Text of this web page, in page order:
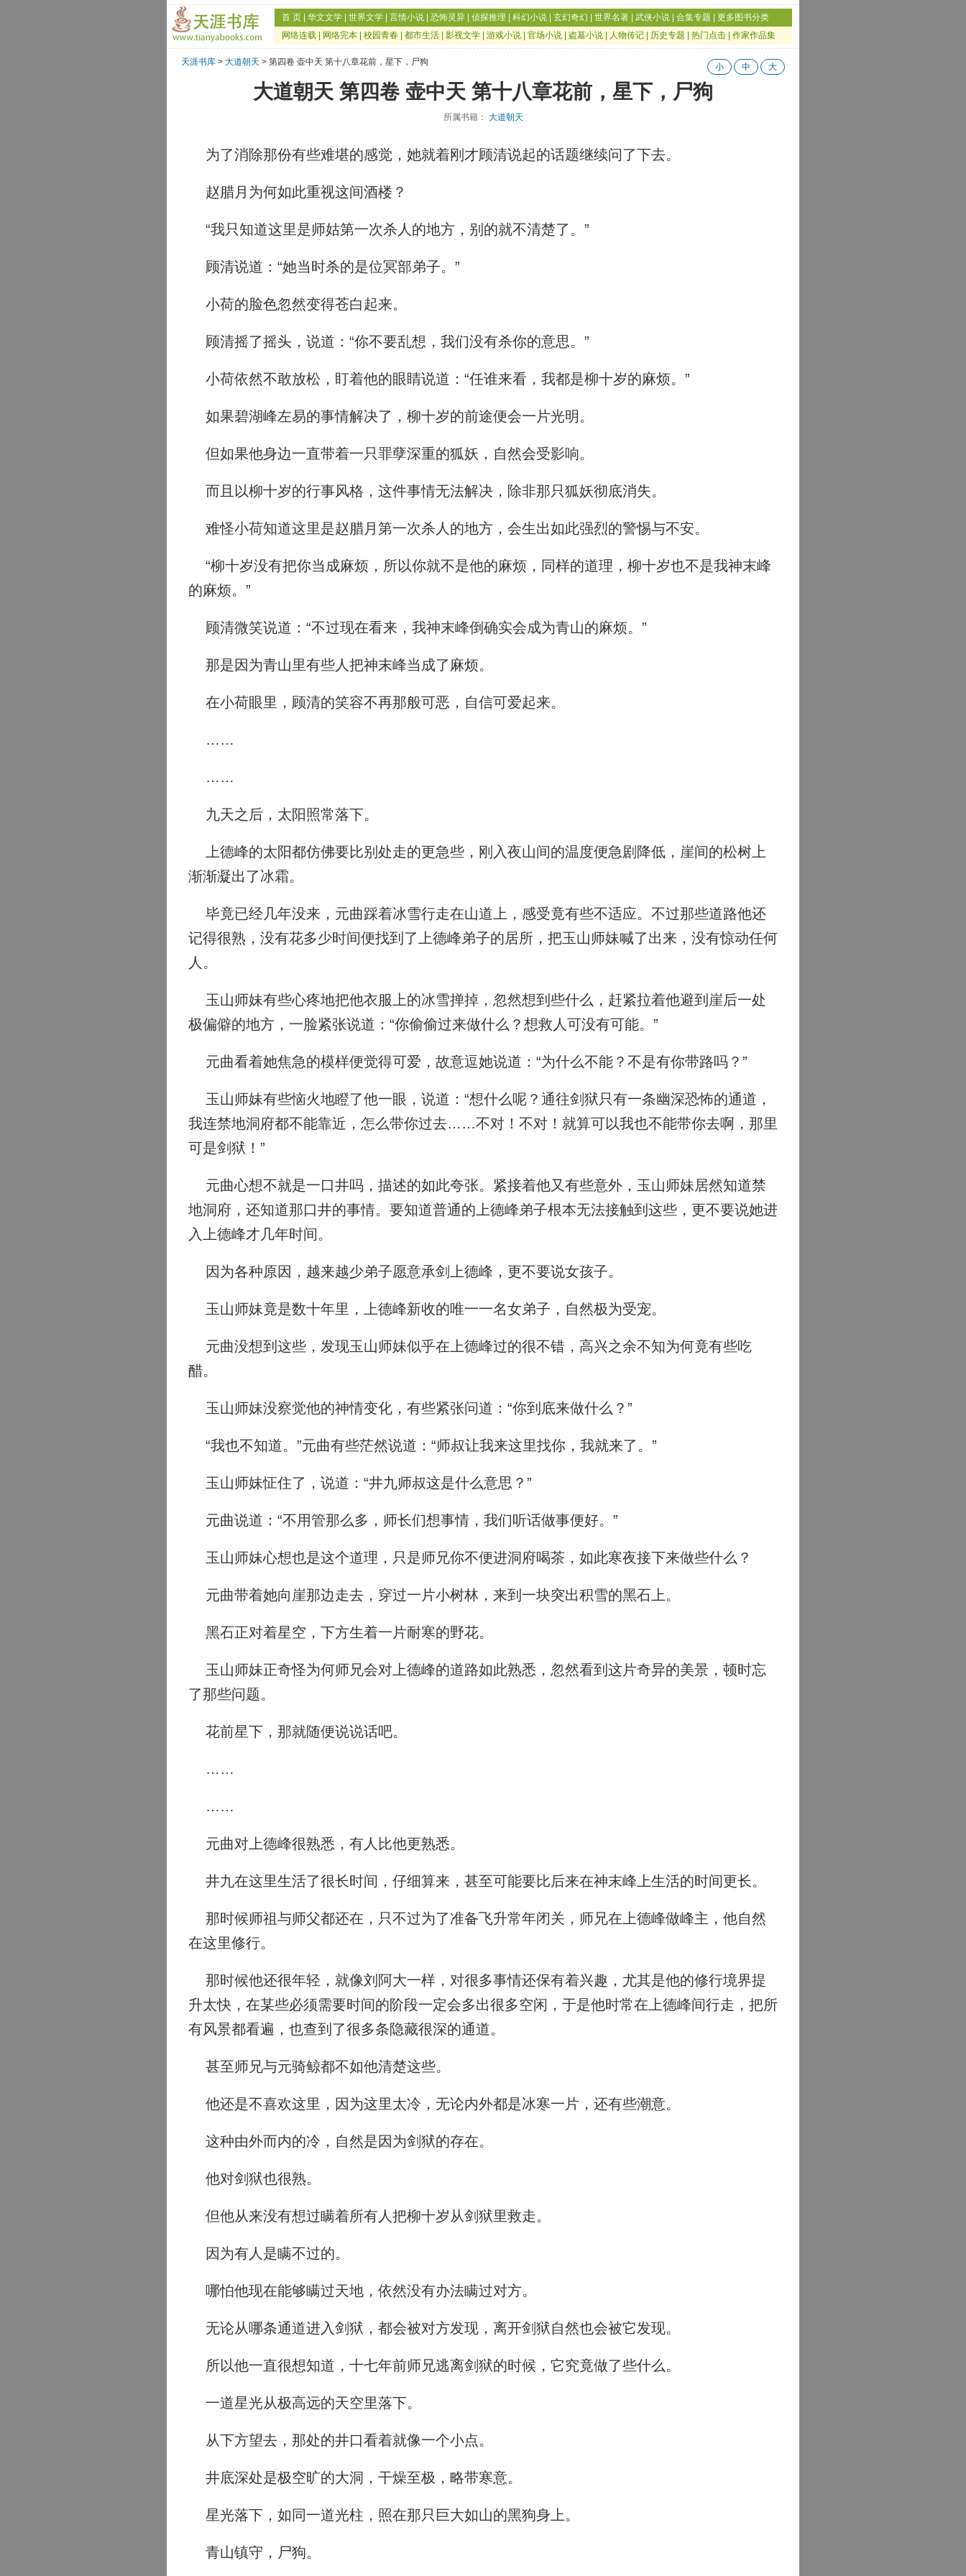
首 页 华文文学 世界文学 言情小说 恐怖灵异 侦探推理 科幻小说 玄幻奇幻 世界名著 武侠小说 合集专题
更多图书分类
网络连载
网络完本 校园青春 都市生活 影视文学 游戏小说 官场小说 盗墓小说 人物传记 历史专题 热门点击 作家作品集
天涯书库 > 大道朝天 > 第四卷 壶中天 第十八章花前，星下，尸狗 小 中 大
大道朝天 第四卷 壶中天 第十八章花前，星下，尸狗
所属书籍： 大道朝天
为了消除那份有些难堪的感觉，她就着刚才顾清说起的话题继续问了下去。
赵腊月为何如此重视这间酒楼？
“我只知道这里是师姑第一次杀人的地方，别的就不清楚了。”
顾清说道：“她当时杀的是位冥部弟子。”
小荷的脸色忽然变得苍白起来。
顾清摇了摇头，说道：“你不要乱想，我们没有杀你的意思。”
小荷依然不敢放松，盯着他的眼睛说道：“任谁来看，我都是柳十岁的麻烦。”
如果碧湖峰左易的事情解决了，柳十岁的前途便会一片光明。
但如果他身边一直带着一只罪孽深重的狐妖，自然会受影响。
而且以柳十岁的行事风格，这件事情无法解决，除非那只狐妖彻底消失。
难怪小荷知道这里是赵腊月第一次杀人的地方，会生出如此强烈的警惕与不安。
“柳十岁没有把你当成麻烦，所以你就不是他的麻烦，同样的道理，柳十岁也不是我神末峰
的麻烦。”
顾清微笑说道：“不过现在看来，我神末峰倒确实会成为青山的麻烦。”
那是因为青山里有些人把神末峰当成了麻烦。
在小荷眼里，顾清的笑容不再那般可恶，自信可爱起来。
……
……
九天之后，太阳照常落下。
上德峰的太阳都仿佛要比别处走的更急些，刚入夜山间的温度便急剧降低，崖间的松树上
渐渐凝出了冰霜。
毕竟已经几年没来，元曲踩着冰雪行走在山道上，感受竟有些不适应。不过那些道路他还
记得很熟，没有花多少时间便找到了上德峰弟子的居所，把玉山师妹喊了出来，没有惊动任何
人。
玉山师妹有些心疼地把他衣服上的冰雪掸掉，忽然想到些什么，赶紧拉着他避到崖后一处
极偏僻的地方，一脸紧张说道：“你偷偷过来做什么？想救人可没有可能。”
元曲看着她焦急的模样便觉得可爱，故意逗她说道：“为什么不能？不是有你带路吗？”
玉山师妹有些恼火地瞪了他一眼，说道：“想什么呢？通往剑狱只有一条幽深恐怖的通道，
我连禁地洞府都不能靠近，怎么带你过去……不对！不对！就算可以我也不能带你去啊，那里
可是剑狱！”
元曲心想不就是一口井吗，描述的如此夸张。紧接着他又有些意外，玉山师妹居然知道禁
地洞府，还知道那口井的事情。要知道普通的上德峰弟子根本无法接触到这些，更不要说她进
入上德峰才几年时间。
因为各种原因，越来越少弟子愿意承剑上德峰，更不要说女孩子。
玉山师妹竟是数十年里，上德峰新收的唯一一名女弟子，自然极为受宠。
元曲没想到这些，发现玉山师妹似乎在上德峰过的很不错，高兴之余不知为何竟有些吃
醋。
玉山师妹没察觉他的神情变化，有些紧张问道：“你到底来做什么？”
“我也不知道。”元曲有些茫然说道：“师叔让我来这里找你，我就来了。”
玉山师妹怔住了，说道：“井九师叔这是什么意思？”
元曲说道：“不用管那么多，师长们想事情，我们听话做事便好。”
玉山师妹心想也是这个道理，只是师兄你不便进洞府喝茶，如此寒夜接下来做些什么？
元曲带着她向崖那边走去，穿过一片小树林，来到一块突出积雪的黑石上。
黑石正对着星空，下方生着一片耐寒的野花。
玉山师妹正奇怪为何师兄会对上德峰的道路如此熟悉，忽然看到这片奇异的美景，顿时忘
了那些问题。
花前星下，那就随便说说话吧。
……
……
元曲对上德峰很熟悉，有人比他更熟悉。
井九在这里生活了很长时间，仔细算来，甚至可能要比后来在神末峰上生活的时间更长。
那时候师祖与师父都还在，只不过为了准备飞升常年闭关，师兄在上德峰做峰主，他自然
在这里修行。
那时候他还很年轻，就像刘阿大一样，对很多事情还保有着兴趣，尤其是他的修行境界提
升太快，在某些必须需要时间的阶段一定会多出很多空闲，于是他时常在上德峰间行走，把所
有风景都看遍，也查到了很多条隐藏很深的通道。
甚至师兄与元骑鲸都不如他清楚这些。
他还是不喜欢这里，因为这里太冷，无论内外都是冰寒一片，还有些潮意。
这种由外而内的冷，自然是因为剑狱的存在。
他对剑狱也很熟。
但他从来没有想过瞒着所有人把柳十岁从剑狱里救走。
因为有人是瞒不过的。
哪怕他现在能够瞒过天地，依然没有办法瞒过对方。
无论从哪条通道进入剑狱，都会被对方发现，离开剑狱自然也会被它发现。
所以他一直很想知道，十七年前师兄逃离剑狱的时候，它究竟做了些什么。
一道星光从极高远的天空里落下。
从下方望去，那处的井口看着就像一个小点。
井底深处是极空旷的大洞，干燥至极，略带寒意。
星光落下，如同一道光柱，照在那只巨大如山的黑狗身上。
青山镇守，尸狗。